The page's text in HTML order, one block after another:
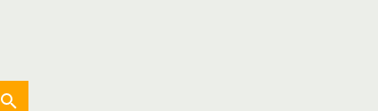
Aktuellen Standort verwenden